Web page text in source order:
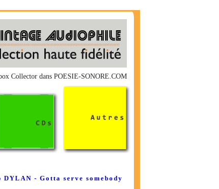
Collector dans POESIE-SONORE.COM
DYLAN - Gotta serve somebody